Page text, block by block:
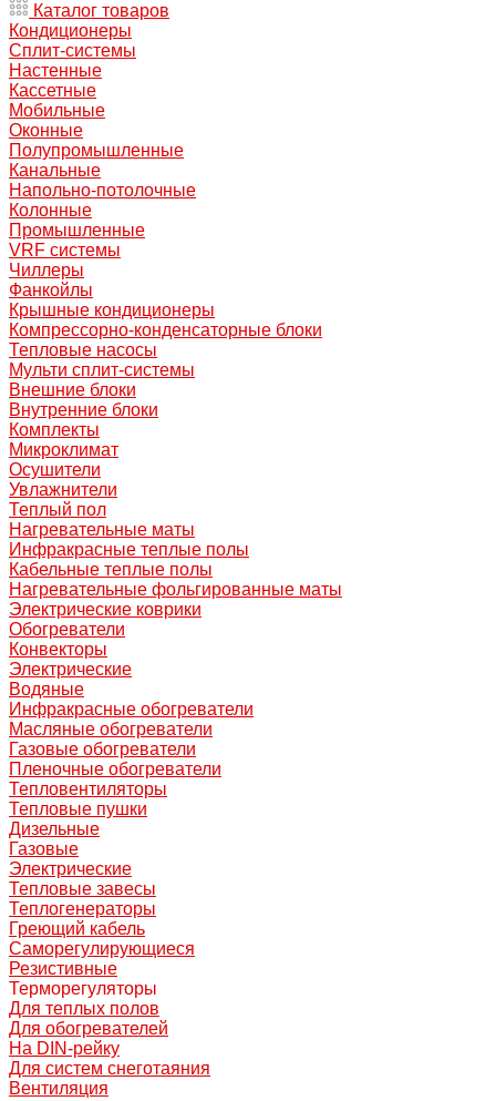
Каталог товаров
Кондиционеры
Сплит-системы
Настенные
Кассетные
Мобильные
Оконные
Полупромышленные
Канальные
Напольно-потолочные
Колонные
Промышленные
VRF системы
Чиллеры
Фанкойлы
Крышные кондиционеры
Компрессорно-конденсаторные блоки
Тепловые насосы
Мульти сплит-системы
Внешние блоки
Внутренние блоки
Комплекты
Микроклимат
Осушители
Увлажнители
Теплый пол
Нагревательные маты
Инфракрасные теплые полы
Кабельные теплые полы
Нагревательные фольгированные маты
Электрические коврики
Обогреватели
Конвекторы
Электрические
Водяные
Инфракрасные обогреватели
Масляные обогреватели
Газовые обогреватели
Пленочные обогреватели
Тепловентиляторы
Тепловые пушки
Дизельные
Газовые
Электрические
Тепловые завесы
Теплогенераторы
Греющий кабель
Саморегулирующиеся
Резистивные
Терморегуляторы
Для теплых полов
Для обогревателей
На DIN-рейку
Для систем снеготаяния
Вентиляция